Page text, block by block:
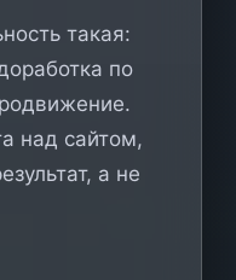
такая:
по
над сайтом,
а не